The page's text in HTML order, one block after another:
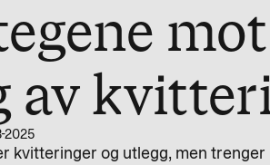
av
2025
og utlegg, men trenger